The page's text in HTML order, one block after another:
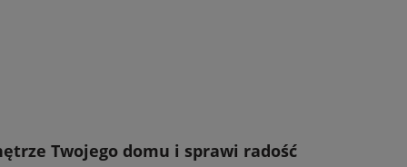
Twojego domu i sprawi radość